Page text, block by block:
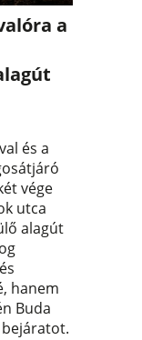
a
és a
vége
utca
alagút
hanem
Buda